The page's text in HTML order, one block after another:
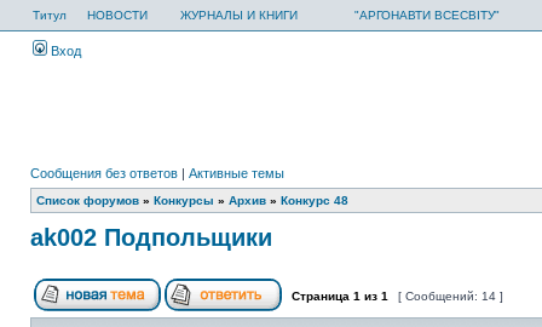
Титул НОВОСТИ ЖУРНАЛЫ И КНИГИ "АРГОНАВТИ ВСЕСВІТУ"
Вход
Сообщения без ответов | Активные темы
Список форумов » Конкурсы » Архив » Конкурс 48
ak002 Подпольщики
Страница 1 из 1 [ Сообщений: 14 ]